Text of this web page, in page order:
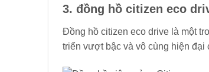
3. đồng hồ citizen eco
Đồng hồ citizen eco drive là một
triển vượt bậc và vô cùng hiện đại